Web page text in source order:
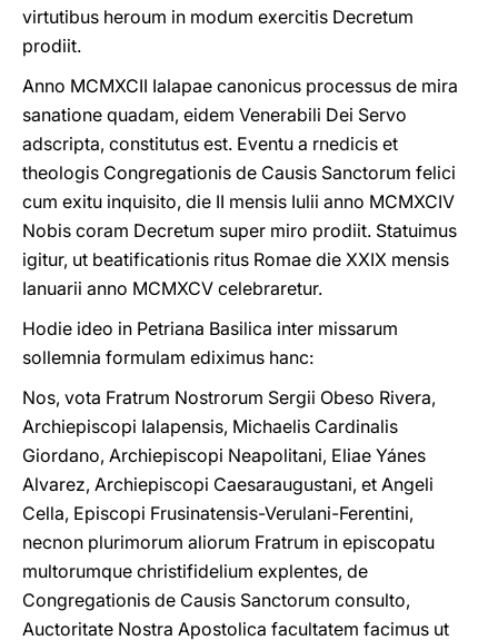
virtutibus heroum in modum exercitis Decretum
prodiit.
Anno MCMXCII Ialapae canonicus processus de mira
sanatione quadam, eidem Venerabili Dei Servo
adscripta, constitutus est. Eventu a rnedicis et
theologis Congregationis de Causis Sanctorum felici
cum exitu inquisito, die II mensis Iulii anno MCMXCIV
Nobis coram Decretum super miro prodiit. Statuimus
igitur, ut beatificationis ritus Romae die XXIX mensis
Ianuarii anno MCMXCV celebraretur.
Hodie ideo in Petriana Basilica inter missarum
sollemnia formulam ediximus hanc:
Nos, vota Fratrum Nostrorum Sergii Obeso Rivera,
Archiepiscopi Ialapensis, Michaelis Cardinalis
Giordano, Archiepiscopi Neapolitani, Eliae Yánes
Alvarez, Archiepiscopi Caesaraugustani, et Angeli
Cella, Episcopi Frusinatensis-Verulani-Ferentini,
necnon plurimorum aliorum Fratrum in episcopatu
multorumque christifidelium explentes, de
Congregationis de Causis Sanctorum consulto,
Auctoritate Nostra Apostolica facultatem facimus ut